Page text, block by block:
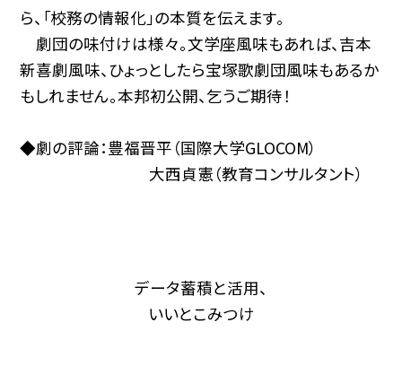
ら、「校務の情報化」の本質を伝えます。
劇団の味付けは様々。文学座風味もあれば、吉本
新喜劇風味、ひょっとしたら宝塚歌劇団風味もあるか
もしれません。本邦初公開、乞うご期待！
◆劇の評論：豊福晋平（国際大学GLOCOM）
大西貞憲（教育コンサルタント）
データ蓄積と活用、
いいとこみつけ